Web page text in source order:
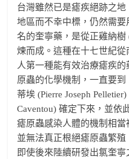
台灣雖然已是瘧疾絕跡之
地區而不幸中標，仍然需
名的奎寧藥，是從正雞納樹
煉而成。這種在十七世紀
人第一種能有效治療瘧疾
原蟲的化學機制，一直要
蒂埃 (Pierre Joseph
Caventou) 確定下來，並依
瘧原蟲感染人體的機制相當
並無法真正根絕瘧原蟲繁殖
即使後來陸續研發出氯奎